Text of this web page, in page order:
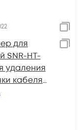
для
SNR-HT-
удаления
кабеля